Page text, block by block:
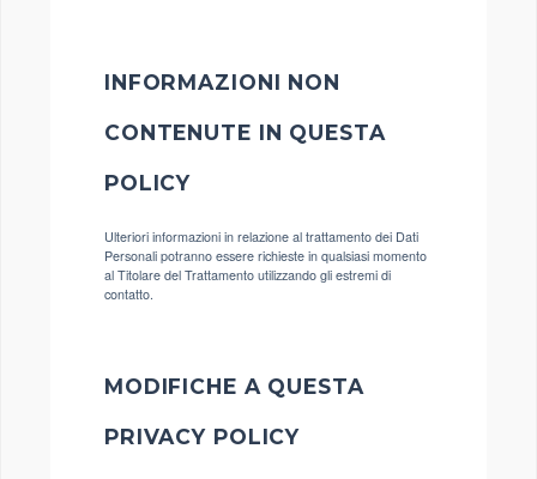
INFORMAZIONI NON
CONTENUTE IN QUESTA
POLICY
Ulteriori informazioni in relazione al trattamento dei Dati
Personali potranno essere richieste in qualsiasi momento
al Titolare del Trattamento utilizzando gli estremi di
contatto.
MODIFICHE A QUESTA
PRIVACY POLICY